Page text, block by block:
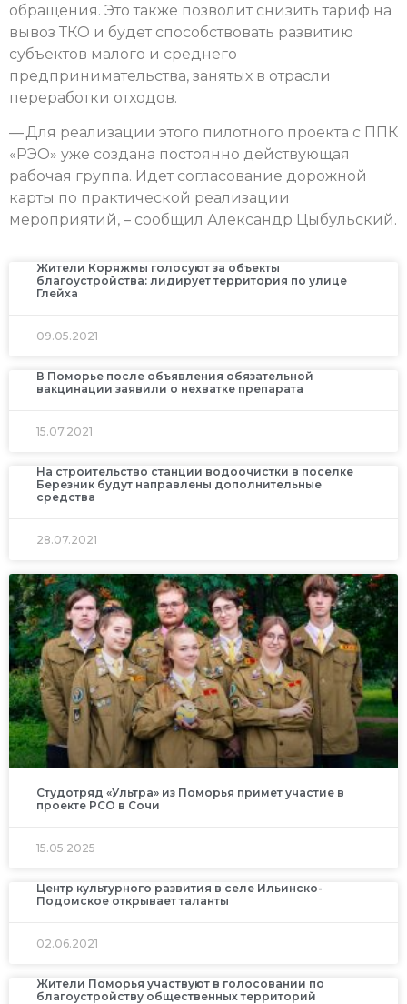
обращения. Это также позволит снизить тариф на
вывоз ТКО и будет способствовать развитию
субъектов малого и среднего
предпринимательства, занятых в отрасли
переработки отходов.
— Для реализации этого пилотного проекта с ППК
«РЭО» уже создана постоянно действующая
рабочая группа. Идет согласование дорожной
карты по практической реализации
мероприятий, – сообщил Александр Цыбульский.
Жители Коряжмы голосуют за объекты
благоустройства: лидирует территория по улице
Глейха
09.05.2021
В Поморье после объявления обязательной
вакцинации заявили о нехватке препарата
15.07.2021
На строительство станции водоочистки в поселке
Березник будут направлены дополнительные
средства
28.07.2021
Студотряд «Ультра» из Поморья примет участие в
проекте РСО в Сочи
15.05.2025
Центр культурного развития в селе Ильинско-
Подомское открывает таланты
02.06.2021
Жители Поморья участвуют в голосовании по
благоустройству общественных территорий